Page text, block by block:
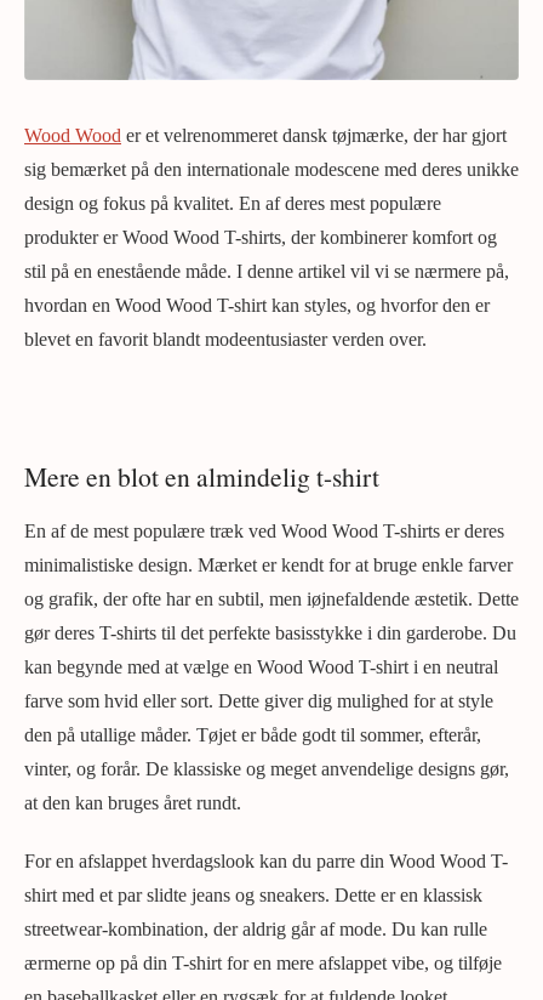
Wood Wood er et velrenommeret dansk tøjmærke, der har gjort
sig bemærket på den internationale modescene med deres unikke
design og fokus på kvalitet. En af deres mest populære
produkter er Wood Wood T-shirts, der kombinerer komfort og
stil på en enestående måde. I denne artikel vil vi se nærmere på,
hvordan en Wood Wood T-shirt kan styles, og hvorfor den er
blevet en favorit blandt modeentusiaster verden over.
Mere en blot en almindelig t-shirt
En af de mest populære træk ved Wood Wood T-shirts er deres
minimalistiske design. Mærket er kendt for at bruge enkle farver
og grafik, der ofte har en subtil, men iøjnefaldende æstetik. Dette
gør deres T-shirts til det perfekte basisstykke i din garderobe. Du
kan begynde med at vælge en Wood Wood T-shirt i en neutral
farve som hvid eller sort. Dette giver dig mulighed for at style
den på utallige måder. Tøjet er både godt til sommer, efterår,
vinter, og forår. De klassiske og meget anvendelige designs gør,
at den kan bruges året rundt.
For en afslappet hverdagslook kan du parre din Wood Wood T-
shirt med et par slidte jeans og sneakers. Dette er en klassisk
streetwear-kombination, der aldrig går af mode. Du kan rulle
ærmerne op på din T-shirt for en mere afslappet vibe, og tilføje